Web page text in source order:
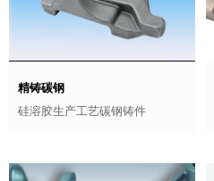
精铸碳钢
硅溶胶生产工艺碳钢铸件